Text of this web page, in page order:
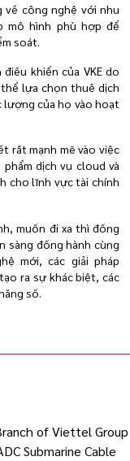
về công nghệ với nhu
mô hình phù hợp để
soát.
khiển của VKE do
lựa chọn thuê dịch
của họ vào hoạt
rất mạnh mẽ vào việc
dịch vụ cloud và
cho lĩnh vực tài chính
muốn đi xa thì đồng
sàng đồng hành cùng
mới, các giải pháp
ra sự khác biệt, các
số.
of Viettel Group
Submarine Cable